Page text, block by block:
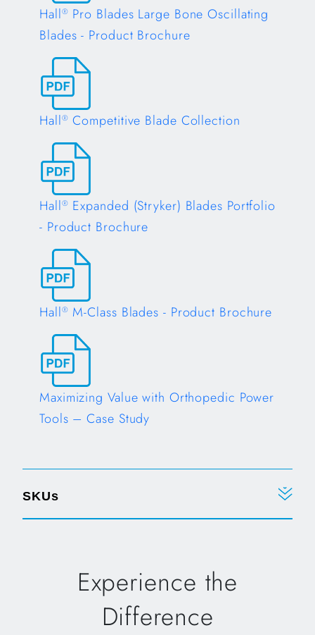
Hall® Pro Blades Large Bone Oscillating
Blades - Product Brochure
Opens in a new tab
Hall® Competitive Blade Collection
Opens in a new tab
Hall® Expanded (Stryker) Blades Portfolio
- Product Brochure
Opens in a new tab
Hall® M-Class Blades - Product Brochure
Opens in a new tab
Maximizing Value with Orthopedic Power
Tools – Case Study
SKUs
Experience the
Difference